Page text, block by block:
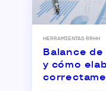
HERRAMIENTAS RRHH
Balance
y cómo